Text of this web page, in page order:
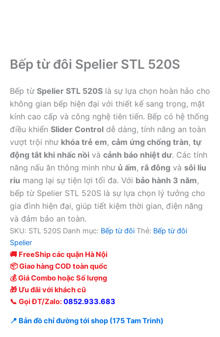
Bếp từ đôi Spelier STL 520S
Bếp từ Spelier STL 520S là sự lựa chọn hoàn hảo cho
không gian bếp hiện đại với thiết kế sang trọng, mặt
kính cao cấp và công nghệ tiên tiến. Bếp có hệ thống
điều khiển Slider Control dễ dàng, tính năng an toàn
vượt trội như khóa trẻ em, cảm ứng chống tràn, tự
động tắt khi nhấc nồi và cảnh báo nhiệt dư. Các tính
năng nấu ăn thông minh như ủ ấm, rã đông và sôi liu
riu mang lại sự tiện lợi tối đa. Với bảo hành 3 năm,
bếp từ Spelier STL 520S là sự lựa chọn lý tưởng cho
gia đình hiện đại, giúp tiết kiệm thời gian, điện năng
và đảm bảo an toàn.
SKU: STL 520S Danh mục: Bếp từ đôi Thẻ: Bếp từ đôi
Spelier
🚚 FreeShip các quận Hà Nội
📦 Giao hàng COD toàn quốc
💰 Giá Combo hoặc Số lượng
🎁 Ưu đãi với khách cũ
📞 Gọi ĐT/Zalo:0852.933.683
📍 Bản đồ chỉ đường tới shop (175 Tam Trinh)